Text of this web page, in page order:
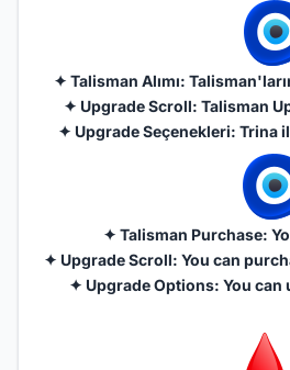
✦ Talisman Alımı:
✦ Upgrade Scroll: Talisman
✦ Upgrade Seçenekleri: Trina
✦ Talisman Purchase:
✦ Upgrade Scroll: You can
✦ Upgrade Options: You